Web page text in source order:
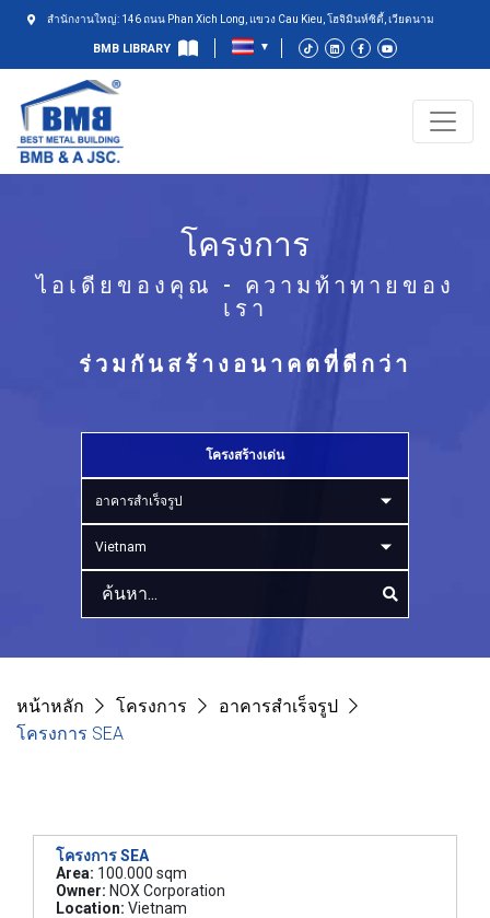
สำนักงานใหญ่: 146 ถนน Phan Xich Long, แขวง Cau Kieu, โฮจิมินห์ซิตี้, เวียดนาม
BMB LIBRARY
โครงการ
ไอเดียของคุณ - ความท้าทายของ
เรา
ร่วมกันสร้างอนาคตที่ดีกว่า
โครงสร้างเด่น
อาคารสำเร็จรูป
Vietnam
หน้าหลัก โครงการ
อาคารสำเร็จรูป
โครงการ SEA
โครงการ SEA
Area: 100.000 sqm
Owner: NOX Corporation
Location: Vietnam